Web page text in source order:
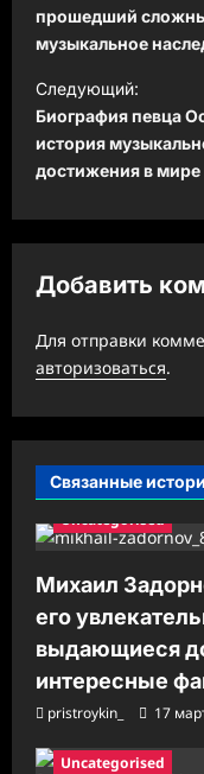
в
и
г
а
ц
я
з
п
и
с
и
прошедший
музыкальное
Следующий:
Биография певца
история
достижения в мире
Добавить
Для отправки
авторизоваться.
Связанные
Uncategorised
Михаил
его
выдающиеся
интересные
pristroykin_ 17
Uncategorised